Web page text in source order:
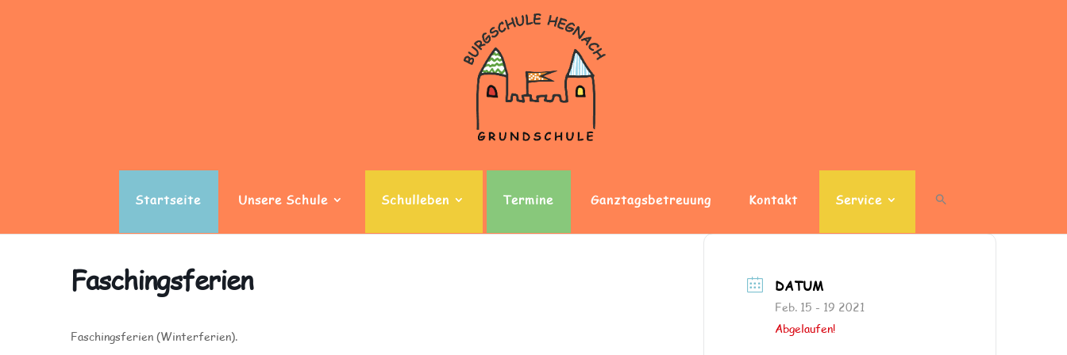
Startseite Unsere Schule Schulleben Termine Ganztagsbetreuung Kontakt Service
Faschingsferien
Faschingsferien (Winterferien).
DATUM
Feb. 15 - 19 2021
Abgelaufen!